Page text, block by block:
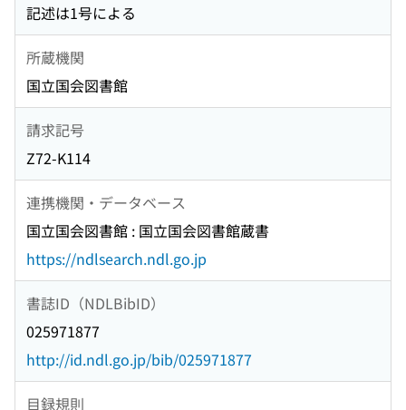
記述は1号による
所蔵機関
国立国会図書館
請求記号
Z72-K114
連携機関・データベース
国立国会図書館 : 国立国会図書館蔵書
https://ndlsearch.ndl.go.jp
書誌ID（NDLBibID）
025971877
http://id.ndl.go.jp/bib/025971877
目録規則